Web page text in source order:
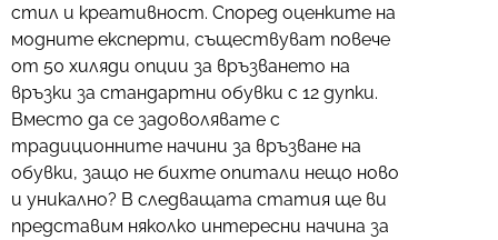
стил и креативност. Според оценките на
модните експерти, съществуват повече
от 50 хиляди опции за връзването на
връзки за стандартни обувки с 12 дупки.
Вместо да се задоволявате с
традиционните начини за връзване на
обувки, защо не бихте опитали нещо ново
и уникално? В следващата статия ще ви
представим няколко интересни начина за